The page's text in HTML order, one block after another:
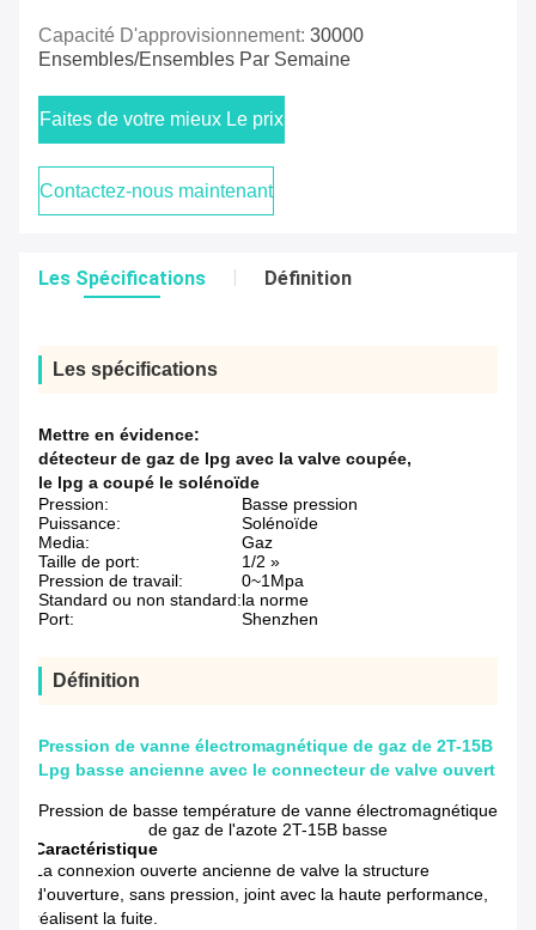
Capacité D'approvisionnement: 30000
Ensembles/ensembles Par Semaine
Faites de votre mieux Le prix
Contactez-nous maintenant
Les Spécifications Définition
Les spécifications
Mettre en évidence:
détecteur de gaz de lpg avec la valve coupée,
le lpg a coupé le solénoïde
Pression:
Basse pression
Puissance:
Solénoïde
Media:
Gaz
Taille de port:
1/2 »
Pression de travail:
0~1Mpa
Standard ou non standard:la norme
Port:
Shenzhen
Définition
Pression de vanne électromagnétique de gaz de 2T-15B
Lpg basse ancienne avec le connecteur de valve ouvert
Pression de basse température de vanne électromagnétique
de gaz de l'azote 2T-15B basse
Caractéristique
La connexion ouverte ancienne de valve la structure
d'ouverture, sans pression, joint avec la haute performance,
réalisent la fuite.